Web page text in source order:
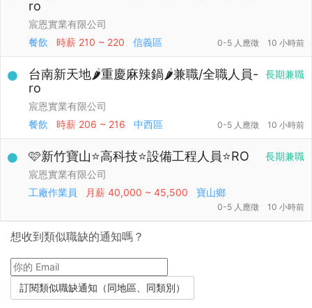
ro
宸恩實業有限公司
餐飲
時薪 210 ~ 220 信義區 0-5 人應徵 10 小時前
長期兼職
台南新天地🌶️重慶麻辣鍋🌶️兼職/全職人員-
ro
宸恩實業有限公司
餐飲
時薪 206 ~ 216 中西區 0-5 人應徵 10 小時前
長期兼職
🩷新竹寶山⭐高科技⭐設備工程人員⭐RO
宸恩實業有限公司
工廠作業員
月薪 40,000 ~ 45,500 寶山鄉
0-5 人應徵 10 小時前
想收到類似職缺的通知嗎？